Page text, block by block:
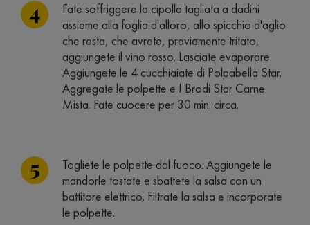
Fate soffriggere la cipolla tagliata a dadini
assieme alla foglia d'alloro, allo spicchio d'aglio
che resta, che avrete, previamente tritato,
aggiungete il vino rosso. Lasciate evaporare.
Aggiungete le 4 cucchiaiate di Polpabella Star.
Aggregate le polpette e I Brodi Star Carne
Mista. Fate cuocere per 30 min. circa.
Togliete le polpette dal fuoco. Aggiungete le
mandorle tostate e sbattete la salsa con un
battitore elettrico. Filtrate la salsa e incorporate
le polpette.